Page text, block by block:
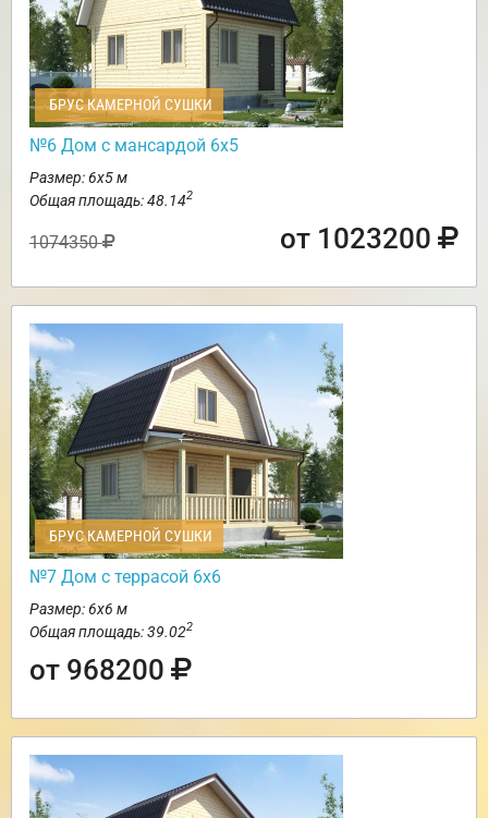
БРУС КАМЕРНОЙ СУШКИ
№6 Дом с мансардой 6х5
Размер: 6х5 м
Общая площадь: 48.142
1074350 от 1023200
БРУС КАМЕРНОЙ СУШКИ
№7 Дом с террасой 6х6
Размер: 6х6 м
Общая площадь: 39.022
от 968200